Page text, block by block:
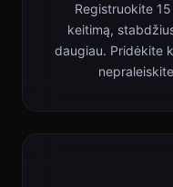
Registruokite
keitimą,
daugiau. Pridėkite